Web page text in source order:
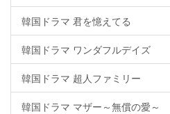
韓国ドラマ 君を憶えてる
韓国ドラマ ワンダフルデイズ
韓国ドラマ 超人ファミリー
韓国ドラマ マザー～無償の愛～